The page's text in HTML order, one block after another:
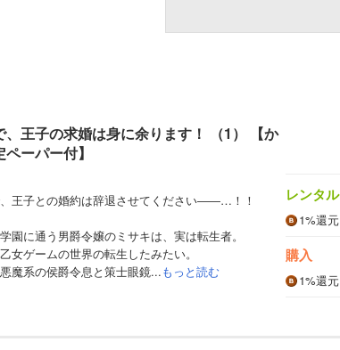
、王子の求婚は身に余ります！ （1） 【か
ーパー付】
王子との婚約は辞退させてください――…！！
園に通う男爵令嬢のミサキは、実は転生者。
女ゲームの世界の転生したみたい。
魔系の侯爵令息と策士眼鏡...もっと読む
レンタル
1%還元
購入
1%還元